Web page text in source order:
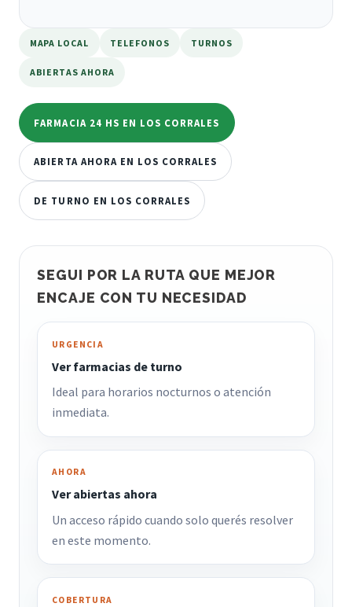
MAPA LOCAL TELEFONOS TURNOS
ABIERTAS AHORA
FARMACIA 24 HS EN LOS CORRALES
ABIERTA AHORA EN LOS CORRALES
DE TURNO EN LOS CORRALES
SEGUI POR LA RUTA QUE MEJOR
ENCAJE CON TU NECESIDAD
URGENCIA
Ver farmacias de turno
Ideal para horarios nocturnos o atención
inmediata.
AHORA
Ver abiertas ahora
Un acceso rápido cuando solo querés resolver
en este momento.
COBERTURA